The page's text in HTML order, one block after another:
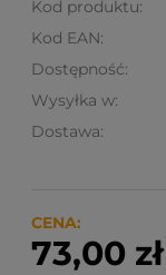
Kod produktu:
Kod EAN:
Dostępność:
Wysyłka w:
Dostawa:
produktów
CENA:
73,00 zł